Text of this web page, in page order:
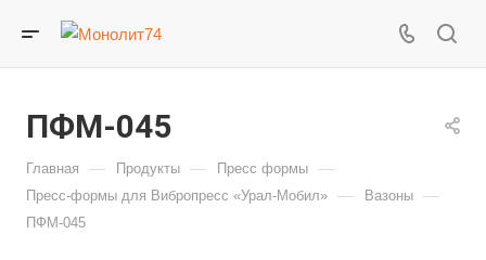
ПФМ-045
Главная — Продукты — Пресс формы —
Пресс-формы для Вибропресс «Урал-Мобил» — Вазоны —
ПФМ-045